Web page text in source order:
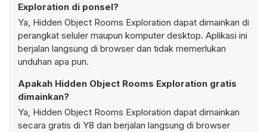
Exploration di ponsel?
Ya, Hidden Object Rooms Exploration dapat dimainkan di
perangkat seluler maupun komputer desktop. Aplikasi ini
berjalan langsung di browser dan tidak memerlukan
unduhan apa pun.
Apakah Hidden Object Rooms Exploration gratis
dimainkan?
Ya, Hidden Object Rooms Exploration dapat dimainkan
secara gratis di Y8 dan berjalan langsung di browser